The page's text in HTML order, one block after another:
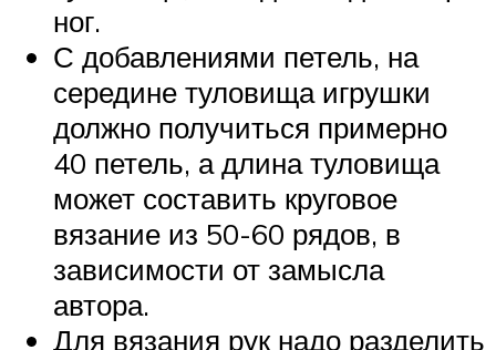
ног.
С добавлениями петель, на
середине туловища игрушки
должно получиться примерно
40 петель, а длина туловища
может составить круговое
вязание из 50-60 рядов, в
зависимости от замысла
автора.
Для вязания рук надо разделить